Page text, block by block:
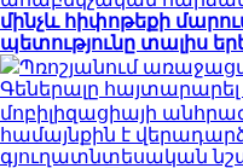
մինչև հիփոթեքի
պետությունը տալիս
Պռոշյանում
Գեներալը
մոբիլիզացիայի
համայնքին է
գյուղատնտեսական